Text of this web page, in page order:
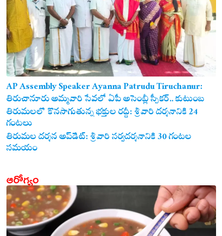
AP Assembly Speaker Ayanna Patrudu Tiruchanur:
తిరుచానూరు అమ్మవారి సేవలో ఏపీ అసెంబ్లీ స్పీకర్.. కుటుంబ
సమేతంగా దర్శించుకున్న అయ్యన్నపాత్రుడు!
తిరుమలలో కొనసాగుతున్న భక్తుల రద్దీ: శ్రీవారి దర్శనానికి 24
గంటలు
తిరుమల దర్శన అప్‌డేట్: శ్రీవారి సర్వదర్శనానికి 30 గంటల
సమయం
ఆరోగ్యం